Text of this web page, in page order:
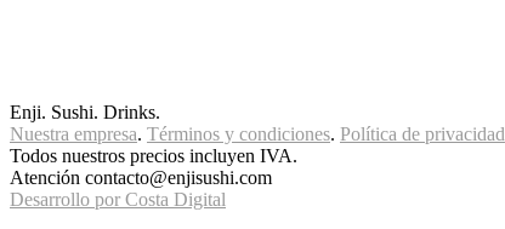
Enji. Sushi. Drinks.
Nuestra empresa. Términos y condiciones. Política de privacidad
Todos nuestros precios incluyen IVA.
Atención contacto@enjisushi.com
Desarrollo por Costa Digital